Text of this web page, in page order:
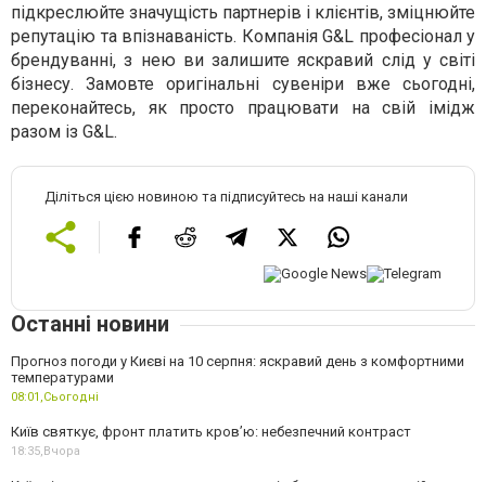
підкреслюйте значущість партнерів і клієнтів, зміцнюйте
репутацію та впізнаваність. Компанія G&L професіонал у
брендуванні, з нею ви залишите яскравий слід у світі
бізнесу. Замовте оригінальні сувеніри вже сьогодні,
переконайтесь, як просто працювати на свій імідж
разом із G&L.
Діліться цією новиною та підписуйтесь на наші канали
Останні новини
Прогноз погоди у Києві на 10 серпня: яскравий день з комфортними
температурами
08:01, Сьогодні
Київ святкує, фронт платить кров’ю: небезпечний контраст
18:35, Вчора